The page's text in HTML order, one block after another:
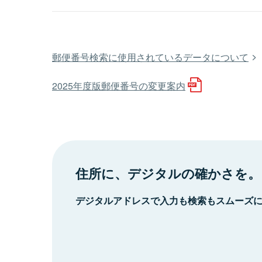
郵便番号検索に使用されているデータについて
2025年度版郵便番号の変更案内
住所に、デジタルの確かさを。
デジタルアドレスで入力も検索もスムーズ